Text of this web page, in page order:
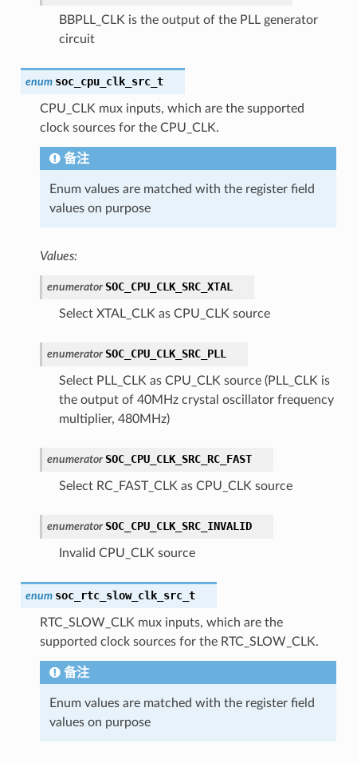
BBPLL_CLK is the output of the PLL generator
circuit
enum soc_cpu_clk_src_t
CPU_CLK mux inputs, which are the supported
clock sources for the CPU_CLK.
备注
Enum values are matched with the register field
values on purpose
Values:
enumerator SOC_CPU_CLK_SRC_XTAL
Select XTAL_CLK as CPU_CLK source
enumerator SOC_CPU_CLK_SRC_PLL
Select PLL_CLK as CPU_CLK source (PLL_CLK is
the output of 40MHz crystal oscillator frequency
multiplier, 480MHz)
enumerator SOC_CPU_CLK_SRC_RC_FAST
Select RC_FAST_CLK as CPU_CLK source
enumerator SOC_CPU_CLK_SRC_INVALID
Invalid CPU_CLK source
enum soc_rtc_slow_clk_src_t
RTC_SLOW_CLK mux inputs, which are the
supported clock sources for the RTC_SLOW_CLK.
备注
Enum values are matched with the register field
values on purpose